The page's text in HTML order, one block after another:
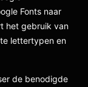
Fonts naar
het gebruik van
lettertypen en
de benodigde